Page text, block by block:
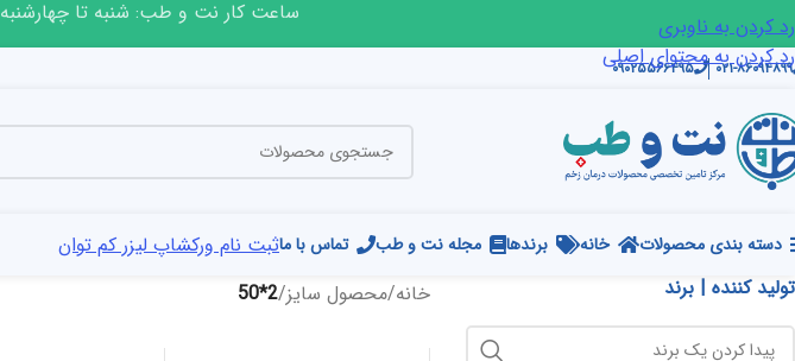
رد کردن به ناوبری
رد کردن به محتوای اصلی
ساعت کار نت و طب: شنبه تا چهارشنبه 08:00 الی 18:00
۰۲۱-۸۶۰۹۴۸۹۹ ۰۹۰۲۵۵۶۶۴۹۵
دسته بندی محصولات خانه برندها مجله نت و طب تماس با ماثبت نام ورکشاپ لیزر کم توان
تولید کننده | برند
خانه/محصول سایز/
2*50